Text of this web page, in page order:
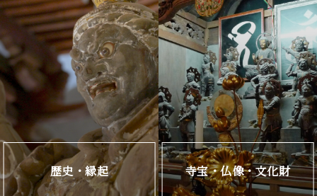
歴史・縁起 寺宝・仏像・文化財